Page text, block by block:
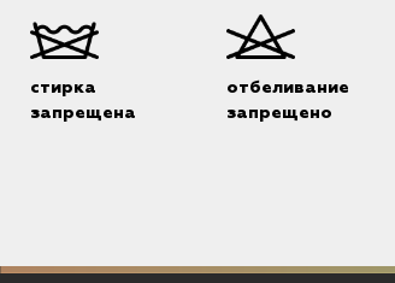
стирка
запрещена
отбеливание
запрещено